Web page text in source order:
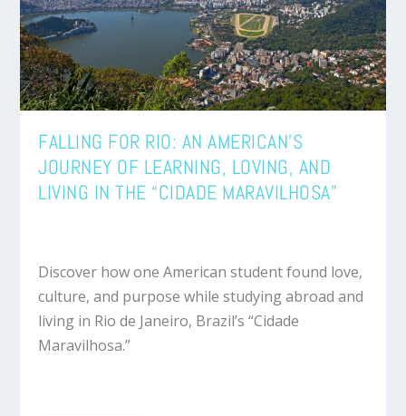
FALLING FOR RIO: AN AMERICAN’S
JOURNEY OF LEARNING, LOVING, AND
LIVING IN THE “CIDADE MARAVILHOSA”
Discover how one American student found love,
culture, and purpose while studying abroad and
living in Rio de Janeiro, Brazil’s “Cidade
Maravilhosa.”